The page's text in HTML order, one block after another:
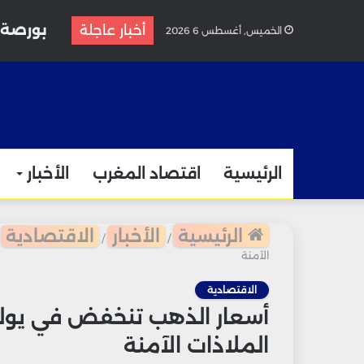
الخميس, أغسطس 6 2026 أخبار عاجلة
الرئيسية اقتصاد المغرب الأخبار
الرئيسية / الأخبار / الاقتصادية
الآمنة
الاقتصادية
أسعار الذهب تنخفض في
الملاذات الآمنة